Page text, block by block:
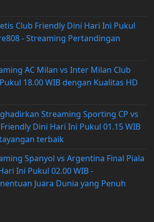
Club Friendly Dini Hari Ini Pukul
- Streaming Pertandingan
AC Milan vs Inter Milan Club
18.00 WIB dengan Kualitas HD
Streaming Sporting CP vs
Dini Hari Ini Pukul 01.15 WIB
terbaik
Spanyol vs Argentina Final Piala
Ini Pukul 02.00 WIB -
Juara Dunia yang Penuh